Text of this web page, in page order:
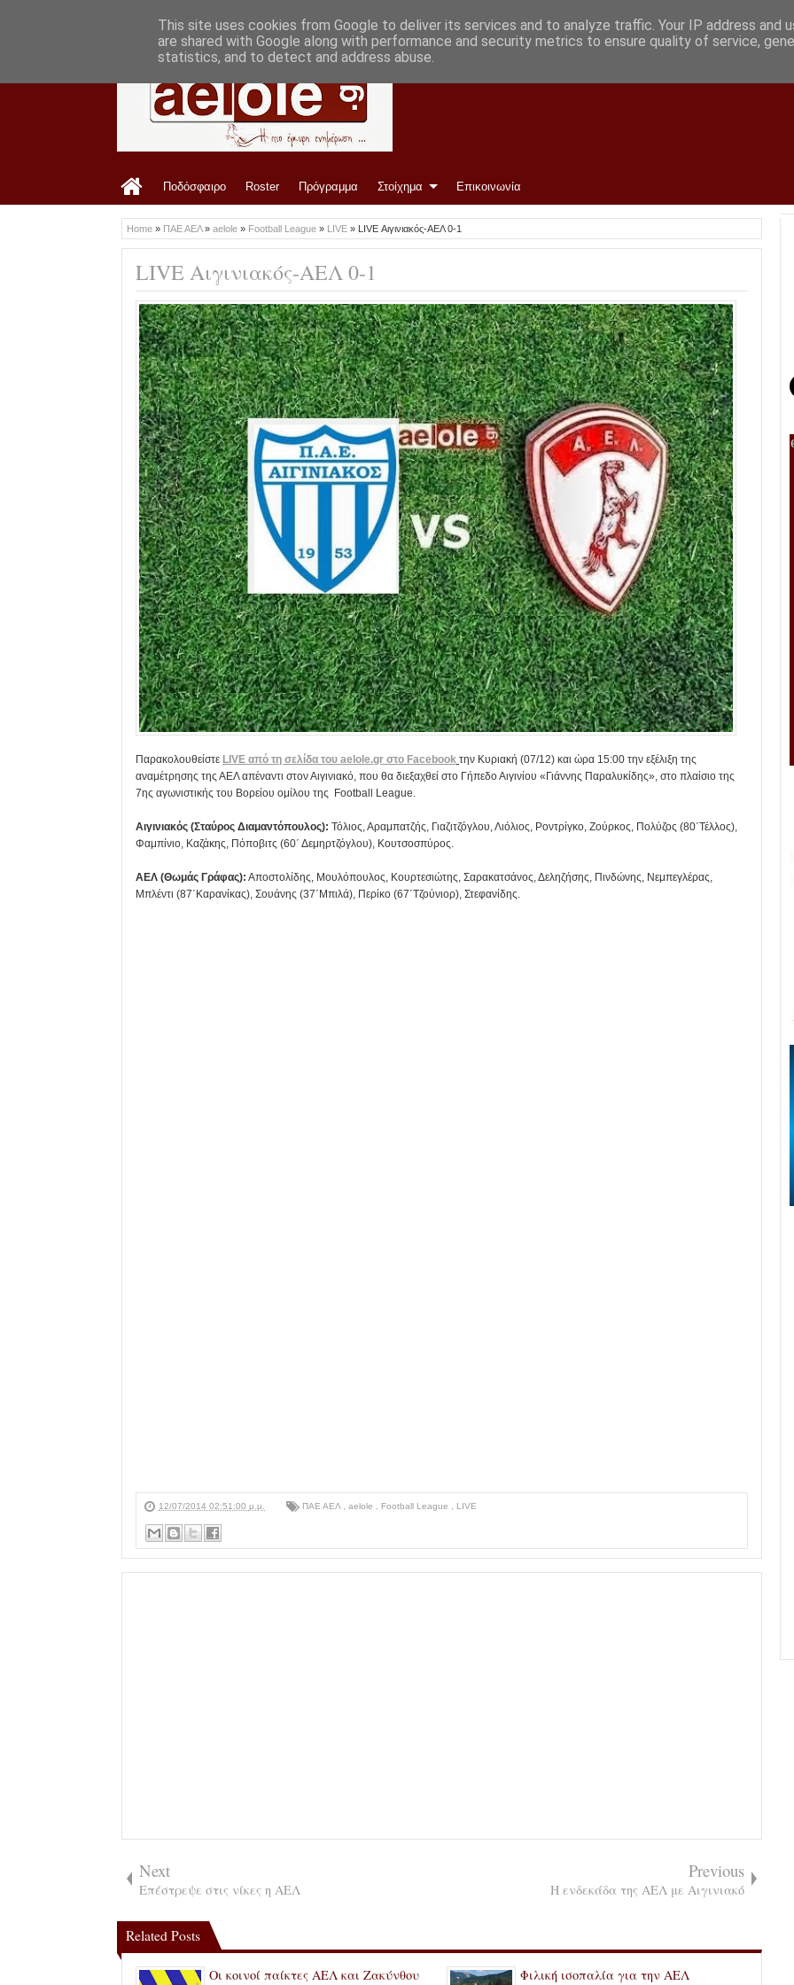
Ποδόσφαιρο Roster Πρόγραμμα Στοίχημα Επικοινωνία
Home » ΠΑΕ ΑΕΛ» aelole » Football League » LIVE » LIVE Αιγινιακός-ΑΕΛ 0-1
LIVE Αιγινιακός-ΑΕΛ 0-1
Παρακολουθείστε LIVE από τη σελίδα του aelole.gr στο Facebook την Κυριακή (07/12) και ώρα 15:00 την εξέλιξη της
αναμέτρησης της ΑΕΛ απέναντι στον Αιγινιακό, που θα διεξαχθεί στο Γήπεδο Αιγινίου «Γιάννης Παραλυκίδης», στο πλαίσιο της
7ης αγωνιστικής του Βορείου ομίλου της Football League.
Αιγινιακός (Σταύρος Διαμαντόπουλος): Τόλιος, Αραμπατζής, Γιαζιτζόγλου, Λιόλιος, Ροντρίγκο, Ζούρκος, Πολύζος (80΄Τέλλος),
Φαμπίνιο, Καζάκης, Πόποβιτς (60΄ Δεμηρτζόγλου), Κουτσοσπύρος.
ΑΕΛ (Θωμάς Γράφας): Αποστολίδης, Μουλόπουλος, Κουρτεσιώτης, Σαρακατσάνος, Δεληζήσης, Πινδώνης, Νεμπεγλέρας,
Μπλέντι (87΄Καρανίκας), Σουάνης (37΄Μπιλά), Περίκο (67΄Τζούνιορ), Στεφανίδης.
12/07/2014 02:51:00 μ.μ. ΠΑΕ ΑΕΛ aelole Football League LIVE
Next
Επέστρεψε στις νίκες η ΑΕΛ
Previous
Η ενδεκάδα της ΑΕΛ με Αιγινιακό
Related Posts
Οι κοινοί παίκτες ΑΕΛ και Ζακύνθου Φιλική ισοπαλία για την ΑΕΛ
This site uses cookies from Google to deliver its services and to analyze traffic. Your IP address and
are shared with Google along with performance and security metrics to ensure quality of service,
statistics, and to detect and address abuse.